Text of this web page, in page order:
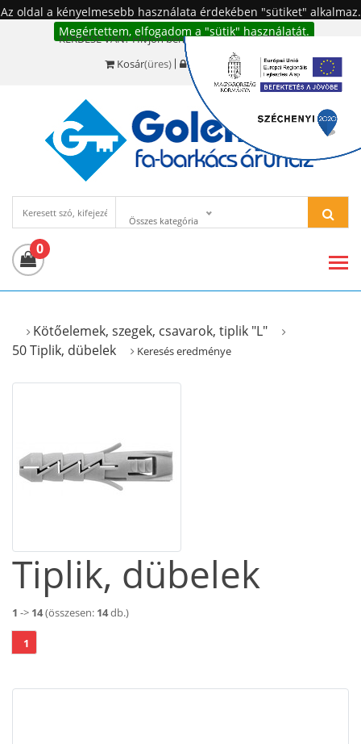
Az oldal a kényelmesebb használata érdekében "sütiket" alkalmaz.
Megértettem, elfogadom a "sütik" használatát.
KÉRDÉSE VAN? Hívjon bennünket!:+36 20 977-6494
Kosár(üres) Bejelentkezés
Összes kategória
0
Kötőelemek, szegek, csavarok, tiplik "L"
50 Tiplik, dübelek
Keresés eredménye
Tiplik, dübelek
1 -> 14(összesen: 14db.)
1